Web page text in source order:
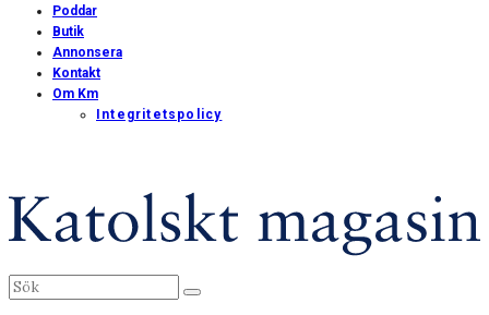
Poddar
Butik
Annonsera
Kontakt
Om Km
Integritetspolicy